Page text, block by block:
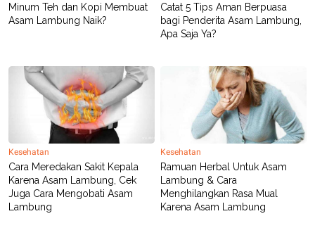
Minum Teh dan Kopi Membuat
Asam Lambung Naik?
Catat 5 Tips Aman Berpuasa
bagi Penderita Asam Lambung,
Apa Saja Ya?
Kesehatan
Cara Meredakan Sakit Kepala
Karena Asam Lambung, Cek
Juga Cara Mengobati Asam
Lambung
Kesehatan
Ramuan Herbal Untuk Asam
Lambung & Cara
Menghilangkan Rasa Mual
Karena Asam Lambung